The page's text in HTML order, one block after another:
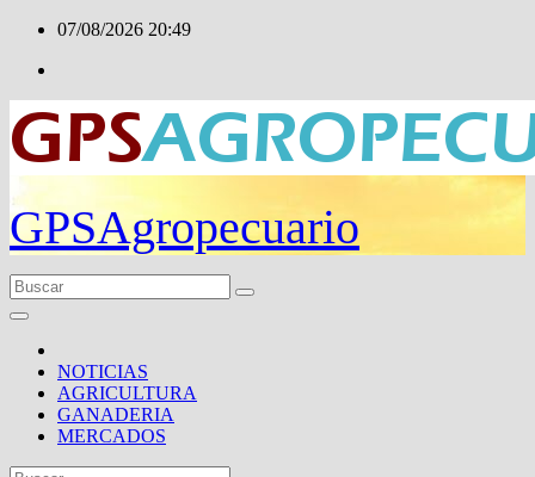
contenido
07/08/2026 20:49
GPSAgropecuario
NOTICIAS
AGRICULTURA
GANADERIA
MERCADOS